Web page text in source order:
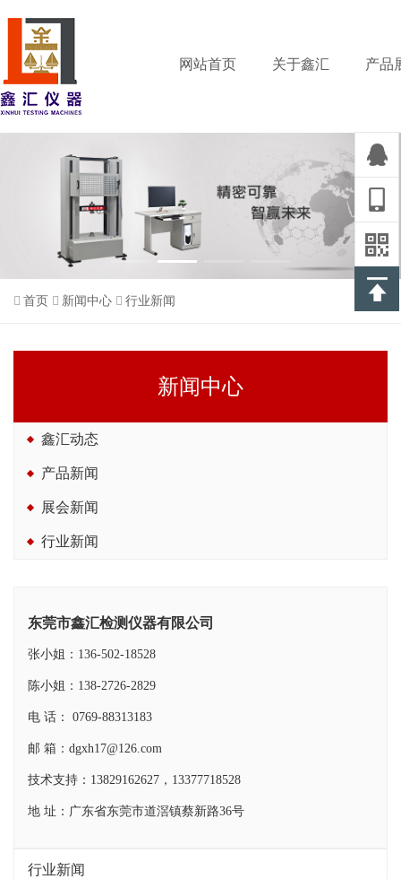
网站首页 关于鑫汇 产品
首页 新闻中心 行业新闻
新闻中心
鑫汇动态
产品新闻
展会新闻
行业新闻
东莞市鑫汇检测仪器有限公司
张小姐：136-502-18528
陈小姐：138-2726-2829
电 话： 0769-88313183
邮 箱：dgxh17@126.com
技术支持：13829162627，13377718528
地 址：广东省东莞市道滘镇蔡新路36号
行业新闻